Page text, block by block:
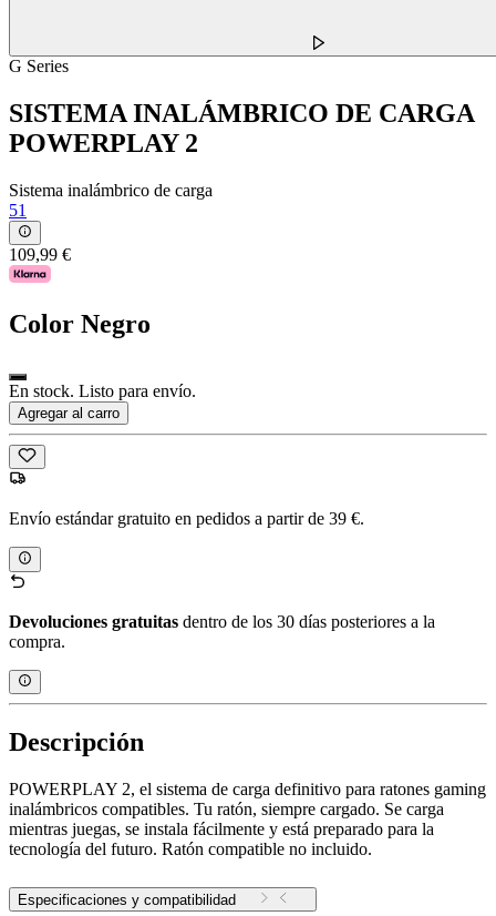
G Series
SISTEMA INALÁMBRICO DE CARGA
POWERPLAY 2
Sistema inalámbrico de carga
51
109,99 €
Color Negro
En stock. Listo para envío.
Agregar al carro
Envío estándar gratuito en pedidos a partir de 39 €.
Devoluciones gratuitas dentro de los 30 días posteriores a la
compra.
Descripción
POWERPLAY 2, el sistema de carga definitivo para ratones gaming
inalámbricos compatibles. Tu ratón, siempre cargado. Se carga
mientras juegas, se instala fácilmente y está preparado para la
tecnología del futuro. Ratón compatible no incluido.
Especificaciones y compatibilidad